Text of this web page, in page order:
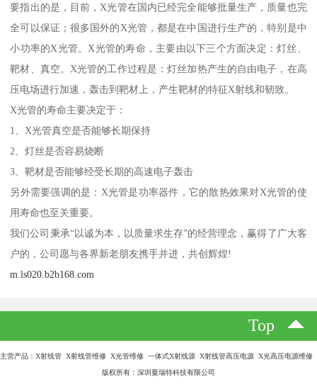
要指出的是，目前，X光管在国内已经完全能够批量生产，质量也完
全可以保证；很多国外的X光管，都是在中国进行生产的，特别是中
小功率的X光管。X光管的寿命，主要由以下三个方面决定：灯丝、
靶材、真空。X光管的工作过程是：灯丝加热产生的自由电子，在高
压电场进行加速，轰击到靶材上，产生靶材的特征X射线和韧致。
X光管的寿命主要决定于：
1、X光管真空是否能够长期保持
2、灯丝是否容易烧断
3、靶材是否能够经受长期的高速电子轰击
另外需要强调的是：X光管是功率器件，它的散热效果对X光管的使
用寿命也至关重要。
我们公司秉承“以诚为本，以质量求生存”的经营理念，赢得了广大客
户的，公司愿与各界新老朋友携手并进，共创辉煌!
m.ls020.b2b168.com
Top
主营产品：X射线管 X射线管维修 X光管维修 一体式X射线源 X射线管高压电源 X光高压电源维修
版权所有：深圳曼瑞特科技有限公司